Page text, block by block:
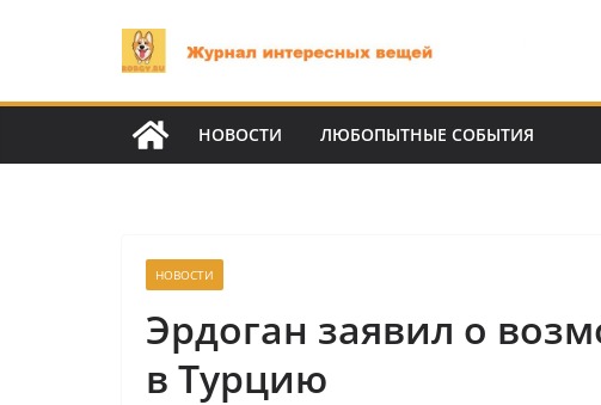
НОВОСТИ ЛЮБОПЫТНЫЕ СОБЫТИЯ
НОВОСТИ
Эрдоган заявил о
в Турцию